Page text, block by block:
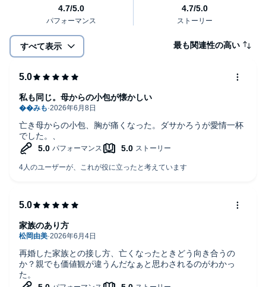
すべて表示 最も関連性の高い
亡き母からの小包、胸が痛くなった。ダサかろうが愛情一杯
でした。、
私も同じ。母からの小包が懐かしい
再婚した家族との接し方、亡くなったときどう向き合うの
か？親でも価値観が違うんだなぁと思わされるのがわかっ
た。
家族のあり方